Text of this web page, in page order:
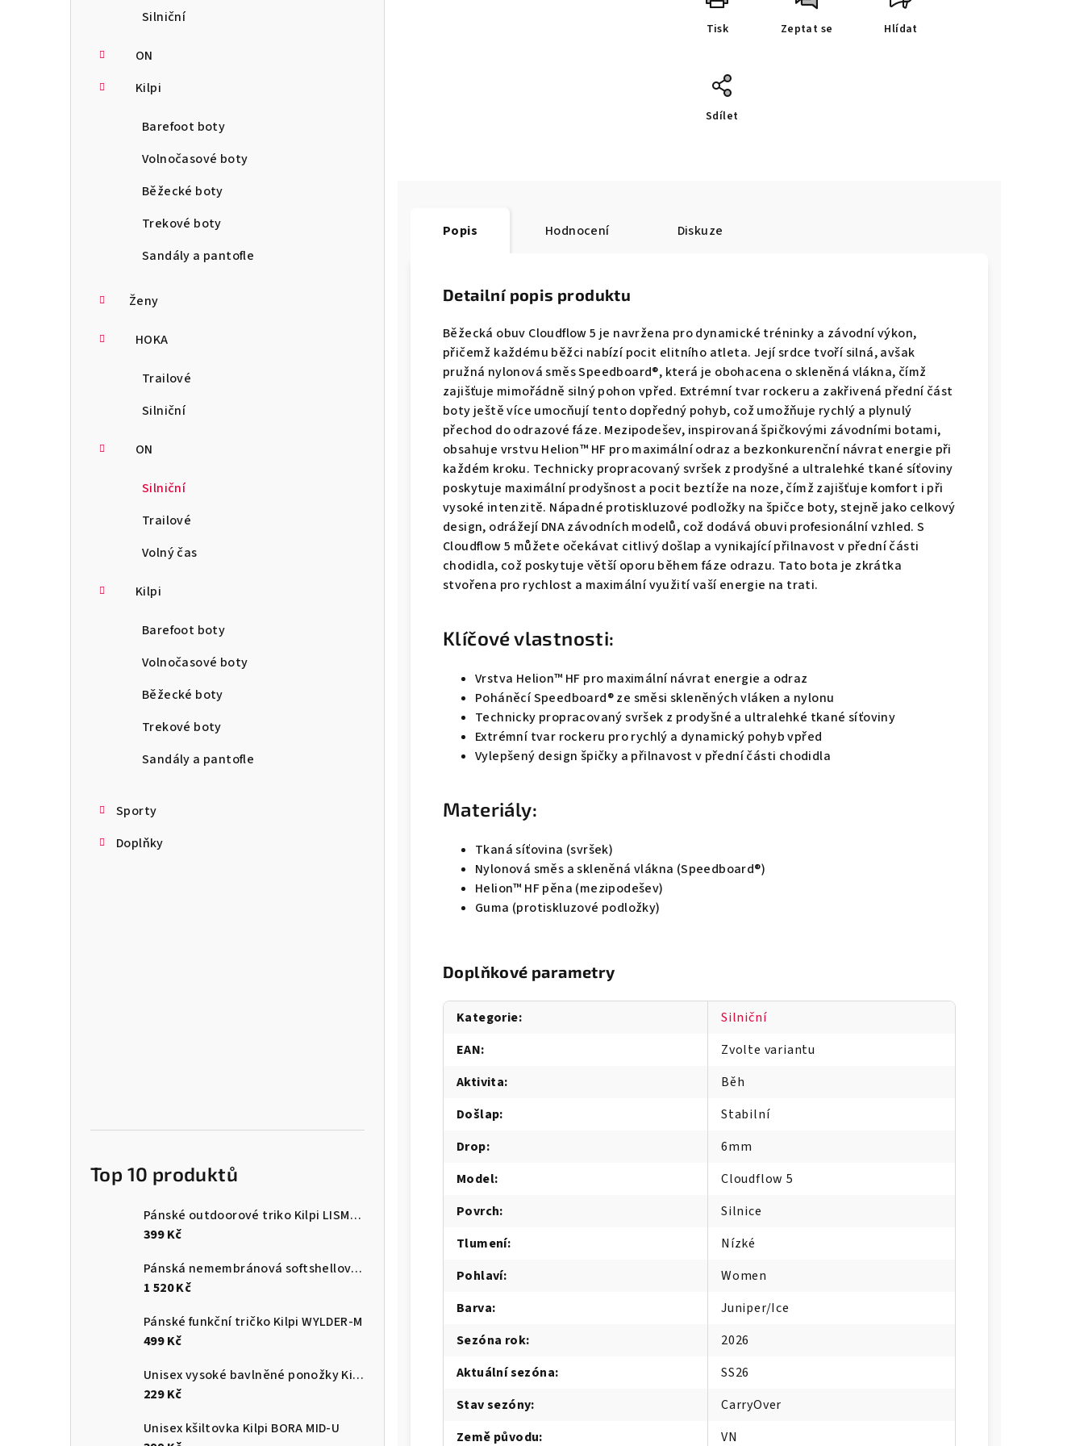
Silniční
ON
Kilpi
Barefoot boty
Volnočasové boty
Běžecké boty
Trekové boty
Sandály a pantofle
Ženy
HOKA
Trailové
Silniční
ON
Silniční
Trailové
Volný čas
Kilpi
Barefoot boty
Volnočasové boty
Běžecké boty
Trekové boty
Sandály a pantofle
Sporty
Doplňky
Top 10 produktů
Pánské outdoorové triko Kilpi LISMAIN-M
399 Kč
Pánská nemembránová softshellová běžecká bunda Kilpi BALEO-M
1 520 Kč
Pánské funkční tričko Kilpi WYLDER-M
499 Kč
Unisex vysoké bavlněné ponožky Kilpi 3P PALWAY-U
229 Kč
Unisex kšiltovka Kilpi BORA MID-U
Tisk Zeptat se Hlídat
Sdílet
Popis Hodnocení Diskuze
Detailní popis produktu
Běžecká obuv Cloudflow 5 je navržena pro dynamické tréninky a závodní výkon,
přičemž každému běžci nabízí pocit elitního atleta. Její srdce tvoří silná, avšak
pružná nylonová směs Speedboard®, která je obohacena o skleněná vlákna, čímž
zajišťuje mimořádně silný pohon vpřed. Extrémní tvar rockeru a zakřivená přední část
boty ještě více umocňují tento dopředný pohyb, což umožňuje rychlý a plynulý
přechod do odrazové fáze. Mezipodešev, inspirovaná špičkovými závodními botami,
obsahuje vrstvu Helion™ HF pro maximální odraz a bezkonkurenční návrat energie při
každém kroku. Technicky propracovaný svršek z prodyšné a ultralehké tkané síťoviny
poskytuje maximální prodyšnost a pocit beztíže na noze, čímž zajišťuje komfort i při
vysoké intenzitě. Nápadné protiskluzové podložky na špičce boty, stejně jako celkový
design, odrážejí DNA závodních modelů, což dodává obuvi profesionální vzhled. S
Cloudflow 5 můžete očekávat citlivý došlap a vynikající přilnavost v přední části
chodidla, což poskytuje větší oporu během fáze odrazu. Tato bota je zkrátka
stvořena pro rychlost a maximální využití vaší energie na trati.
Klíčové vlastnosti:
Vrstva Helion™ HF pro maximální návrat energie a odraz
Poháněcí Speedboard® ze směsi skleněných vláken a nylonu
Technicky propracovaný svršek z prodyšné a ultralehké tkané síťoviny
Extrémní tvar rockeru pro rychlý a dynamický pohyb vpřed
Vylepšený design špičky a přilnavost v přední části chodidla
Materiály:
Tkaná síťovina (svršek)
Nylonová směs a skleněná vlákna (Speedboard®)
Helion™ HF pěna (mezipodešev)
Guma (protiskluzové podložky)
Doplňkové parametry
Kategorie:
Silniční
EAN:
Zvolte variantu
Aktivita:
Běh
Došlap:
Stabilní
Drop:
6mm
Model:
Cloudflow 5
Povrch:
Silnice
Tlumení:
Nízké
Pohlaví:
Women
Barva:
Juniper/Ice
Sezóna rok:
2026
Aktuální sezóna:
SS26
Stav sezóny:
CarryOver
Země původu: VN